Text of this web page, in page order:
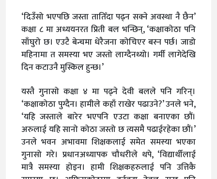
‘दिउँसो भएपछि जस्ता तातिँदा पढ्न सक्ने अवस्था नै छैन’
कक्षा ८ मा अध्ययनरत प्रिती बल भन्छिन्, ‘कक्षाकोठा पनि
साँघुरो छ। एउटै बेन्चमा धेरैजना कोचिएर बस्न पर्छ। जाडो
महिनामा त समस्या भए जस्तो लाग्दैनथ्यो। गर्मी लागेदेखि
दिन कटाउनै मुस्किल हुन्छ।’
यस्तै गुनासो कक्षा ४ मा पढ्ने देवी बलले पनि गरिन्।
‘कक्षाकोठा पुग्दैन। हामीले कहाँ राखेर पढाउने?’ उनले भने,
‘यहि जस्ताले बारेर भएपनि एउटा कक्षा बनाएका छौं।
अरुलाई यहि सानो कोठा जस्तो छ त्यसमै पढाईरहेका छौं।’
उनले भवन अभावमा शिक्षकलाई समेत समस्या भएका
गुनासो गरे। प्रधानअध्यापक चौधरीले थपे, ‘विद्यार्थीलाई
मात्रै समस्या होइन। हामी शिक्षकहरुलाई पनि उत्तिकै